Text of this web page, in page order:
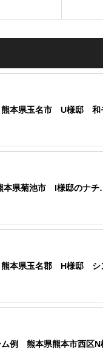
熊本県玉名市 U様邸
本県菊池市 I様邸のナ
熊本県玉名郡 H様邸
ム例 熊本県熊本市西区